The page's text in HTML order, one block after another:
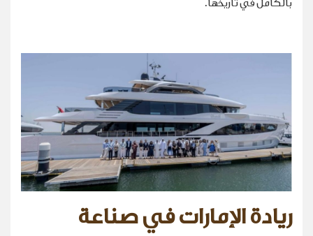
بالكامل في تاريخها.
ريادة الإمارات في صناعة